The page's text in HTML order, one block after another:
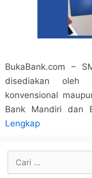
BukaBank.com –
disediakan
konvensional
Bank Mandiri dan
Lengkap
Cari